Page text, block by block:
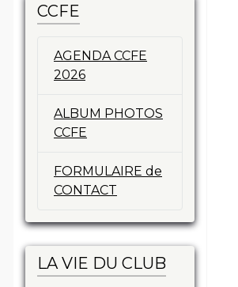
CCFE
AGENDA CCFE
2026
ALBUM PHOTOS
CCFE
FORMULAIRE de
CONTACT
LA VIE DU CLUB